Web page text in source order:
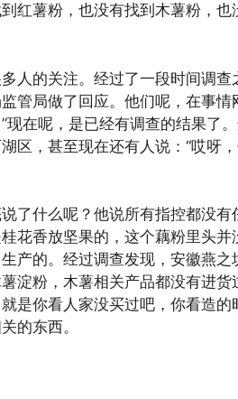
红薯粉，也没有找到木薯粉，
人的关注。经过了一段时间调
管局做了回应。他们呢，在事
现在呢，是已经有调查的结果了
区，甚至现在还有人说：“哎呀
了什么呢？他说所有指控都没
花香放坚果的，这个藕粉里头
产的。经过调查发现，安徽燕
淀粉，木薯相关产品都没有进
是你看人家没买过吧，你看造
的东西。